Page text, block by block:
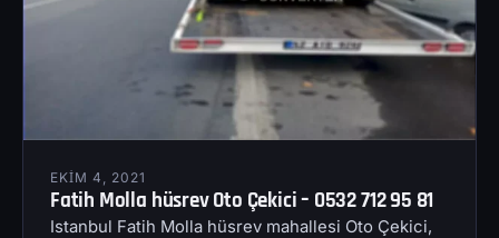
EKIM 4, 2021
Fatih Molla hüsrev Oto Çekici – 0532 712 95 81
Istanbul Fatih Molla hüsrev mahallesi Oto Çekici,